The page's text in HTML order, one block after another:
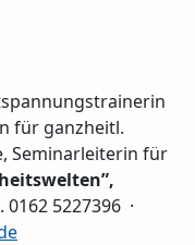
für ganzheitl.
Seminarleiterin für
0162 5227396 ·